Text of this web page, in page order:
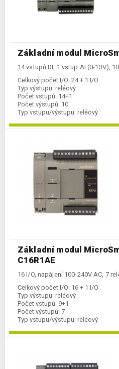
Základní modul
14 vstupů DI, 1 vstup AI (0-10V),
Celkový počet I/O: 24 + 1 I/O
Typ výstupu: reléový
Počet vstupů: 14+1
Počet výstupů: 10
Typ vstupu/výstupu: reléový
Kategorie: FC6A-CPU
Základní modul
C16R1AE
16 I/O, napájení 100-240V AC, 7
Celkový počet I/O: 16 + 1 I/O
Typ výstupu: reléový
Počet vstupů: 9+1
Počet výstupů: 7
Typ vstupu/výstupu: reléový
Kategorie: FC6A-CPU